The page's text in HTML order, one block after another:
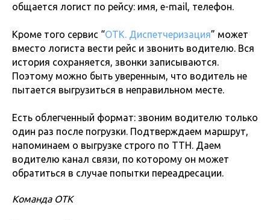
общается логист по рейсу: имя, e-mail, телефон.
Кроме того сервис “ОТК. Диспетчеризация” может
вместо логиста вести рейс и звонить водителю. Вся
история сохраняется, звонки записываются.
Поэтому можно быть уверенным, что водитель не
пытается выгрузиться в неправильном месте.
Есть облегченный формат: звоним водителю только
один раз после погрузки. Подтверждаем маршрут,
напоминаем о выгрузке строго по ТТН. Даем
водителю канал связи, по которому он может
обратиться в случае попытки переадресации.
Команда ОТК